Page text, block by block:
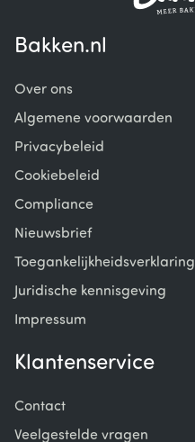
Bakken.nl
Over ons
Algemene voorwaarden
Privacybeleid
Cookiebeleid
Compliance
Nieuwsbrief
Toegankelijkheidsverklaring
Juridische kennisgeving
Impressum
Klantenservice
Contact
Veelgestelde vragen